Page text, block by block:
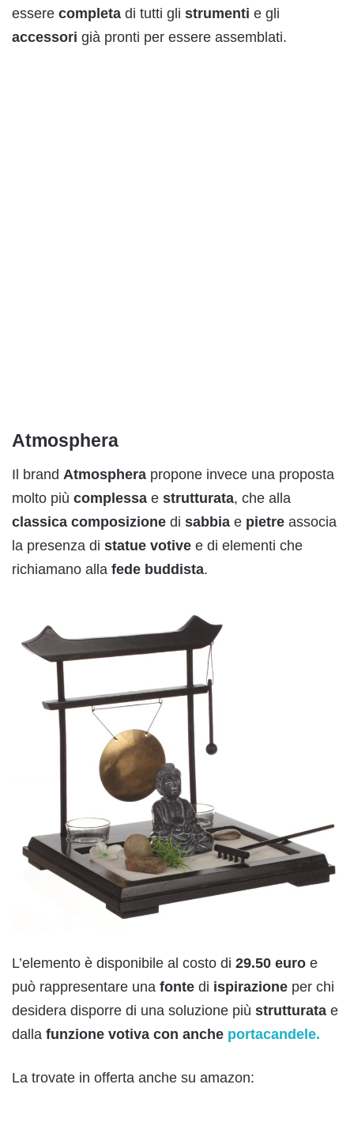
essere completa di tutti gli strumenti e gli
accessori già pronti per essere assemblati.
Atmosphera
Il brand Atmosphera propone invece una proposta
molto più complessa e strutturata, che alla
classica composizione di sabbia e pietre associa
la presenza di statue votive e di elementi che
richiamano alla fede buddista.
L’elemento è disponibile al costo di 29.50 euro e
può rappresentare una fonte di ispirazione per chi
desidera disporre di una soluzione più strutturata e
dalla funzione votiva con anche portacandele.
La trovate in offerta anche su amazon: